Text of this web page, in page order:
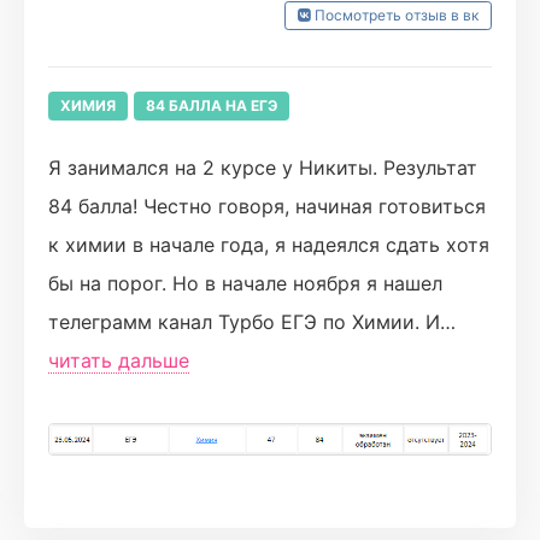
два. Очень хорошая структурированная
кабинет, Леша отвечал на все вопросы и
успокоиться)🥰В сентябре училась в другой
онлайн-школе, но там был совсем не
удобный личный кабинет и не нравилась
система подготовки. В турбо отличная
платформа, также есть вебы с психологом.
Турбожесть помогла все повторить перед
проведенное время! Я буду скучать.🤎🦊
Посмотреть отзыв в вк
ХИМИЯ 84 БАЛЛА НА ЕГЭ
Я занимался на 2 курсе у Никиты. Результат
84 балла! Честно говоря, начиная готовиться
к химии в начале года, я надеялся сдать хотя
бы на порог. Но в начале ноября я нашел
телеграмм канал Турбо ЕГЭ по Химии. И
решил записаться на бесплатный интенсив.
я решил записаться на основной курс. И не
читать дальше